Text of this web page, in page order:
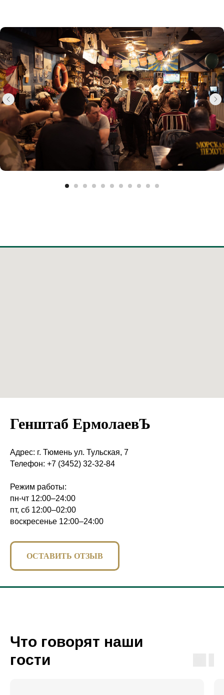
Генштаб ЕрмолаевЪ
Адрес: г. Тюмень ул. Тульская, 7
Телефон: +7 (3452) 32-32-84
Режим работы:
пн-чт 12:00–24:00
пт, сб 12:00–02:00
воскресенье 12:00–24:00
ОСТАВИТЬ ОТЗЫВ
Что говорят наши
гости